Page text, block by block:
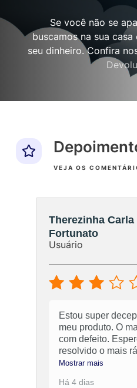
Se você não se
buscamos na sua
seu dinheiro. Confira
VEJA OS
Therezinha
Fortunato
Usuário
Estou super
meu produto. O
com defeito.
resolvido o mais
Mostrar mais
Há 4 dias